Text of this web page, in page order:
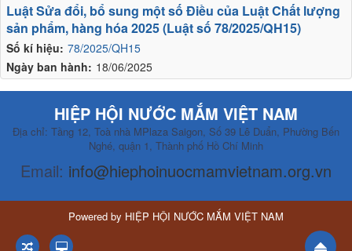
Số kí hiệu: 78/2025/QH15
Ngày ban hành: 18/06/2025
Luật Sửa đổi, bổ sung một số Điều của Luật Chất lượng
sản phẩm, hàng hóa 2025 (Luật số 78/2025/QH15)
HIỆP HỘI NƯỚC MẮM VIỆT NAM
Địa chỉ: Tầng 12, Toà nhà MPlaza Saigon, Số 39 Lê Duẩn, Phường Bến
Nghé, quận 1, Thành phố Hồ Chí Minh
Email: info@hiephoinuocmamvietnam.org.vn
Powered by HIỆP HỘI NƯỚC MẮM VIỆT NAM